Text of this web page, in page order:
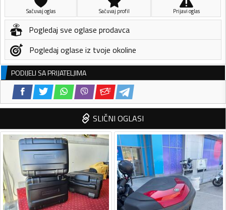
Sačuvaj oglas Sačuvaj profil Prijavi oglas
Pogledaj sve oglase prodavca
Pogledaj oglase iz tvoje okoline
PODIJELI SA PRIJATELJIMA
SLIČNI OGLASI